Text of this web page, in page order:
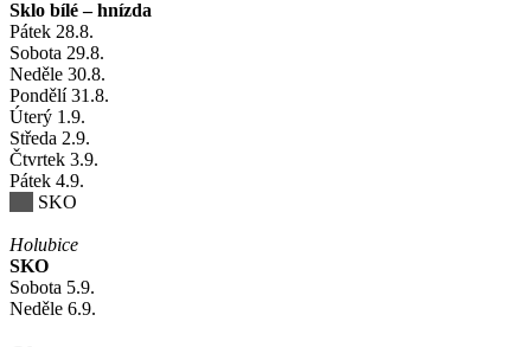
Sklo bílé – hnízda
Pátek 28.8.
Sobota 29.8.
Neděle 30.8.
Pondělí31 .8.
Úterý 1 .9.
Středa 2.9.
Čtvrtek 3.9.
Pátek 4.9.
SKO
Holubice
SKO
Sobota 5.9.
Neděle 6.9.